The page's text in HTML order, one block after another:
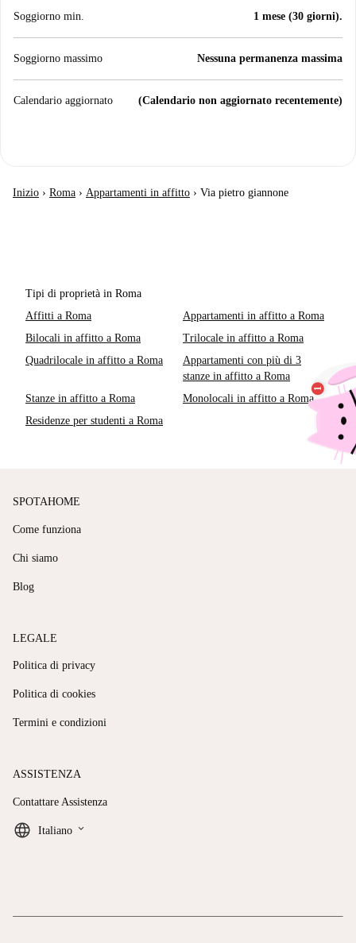
Soggiorno min. 1 mese (30 giorni).
Soggiorno massimo Nessuna permanenza massima
Calendario aggiornato (Calendario non aggiornato recentemente)
Inizio › Roma › Appartamenti in affitto › Via pietro giannone
Tipi di proprietà in Roma
Affitti a Roma
Appartamenti in affitto a Roma
Bilocali in affitto a Roma
Trilocale in affitto a Roma
Quadrilocale in affitto a Roma
Appartamenti con più di 3
stanze in affitto a Roma
Stanze in affitto a Roma
Monolocali in affitto a Roma
Residenze per studenti a Roma
SPOTAHOME
Come funziona
Chi siamo
Blog
LEGALE
Politica di privacy
Politica di cookies
Termini e condizioni
ASSISTENZA
Contattare Assistenza
Italiano keyboard_arrow_down